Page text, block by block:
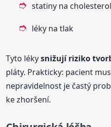
statiny na cholesterol
léky na tlak
Tyto lékysnižují riziko
pláty. Prakticky: pacient
nepravidelnost je častý
ke zhoršení.